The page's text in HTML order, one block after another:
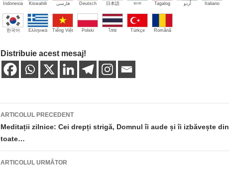
Indonesia Kiswahili فارسی Deutsch 日本語 বাংলা Tagalog اُردو Italiano
한국어 Ελληνικά Tiếng Việt Polski ไทย Türkçe Română
Distribuie acest mesaj!
Navigare
în
articole
ARTICOLUL PRECEDENT
Meditații zilnice: Cei drepți strigă, Domnul îi aude și îi izbăvește din
toate…
ARTICOLUL URMĂTOR